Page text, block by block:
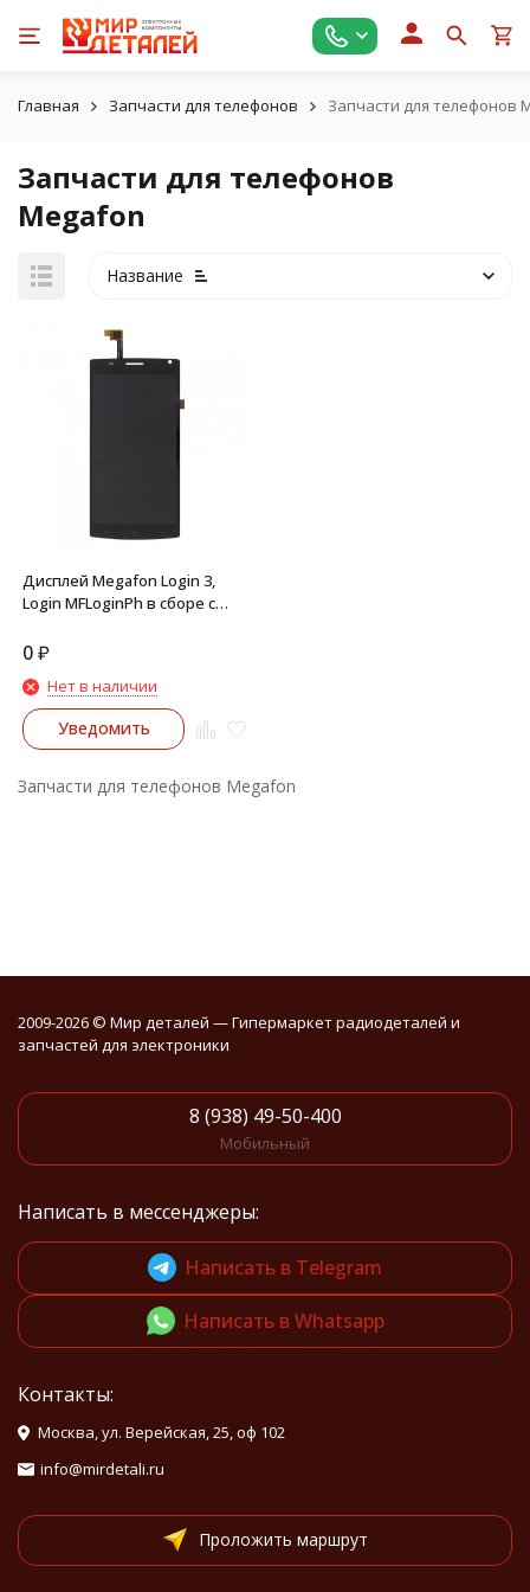
Главная Запчасти для телефонов ​Запчасти для телефонов
​Запчасти для телефонов
Megafon​
Название
Дисплей Megafon Login 3,
Login MFLoginPh в сборе с
0₽
Нет в наличии
Уведомить
Запчасти для телефонов Megafon
2009-2026 © Мир деталей — Гипермаркет радиодеталей и
запчастей для электроники
8 (938) 49-50-400
Мобильный
Написать в мессенджеры:
Написать в Telegram
Написать в Whatsapp
Контакты:
Москва, ул. Верейская, 25, оф 102
info@mirdetali.ru
Проложить маршрут